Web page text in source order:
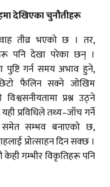
देखिएका चुनौतीहरू
तीव्र भएको छ । तर,
पनि देखा परेका छन् ।
पुष्टि गर्न समय अभाव हुने,
फैलिन सक्ने जोखिम
प्रश्न उठ्ने
प्रविधिले तथ्य–जाँच गर्ने
सम्भव बनाएको छ,
प्रोत्साहन दिन सक्छ ।
गम्भीर विकृतिहरू पनि